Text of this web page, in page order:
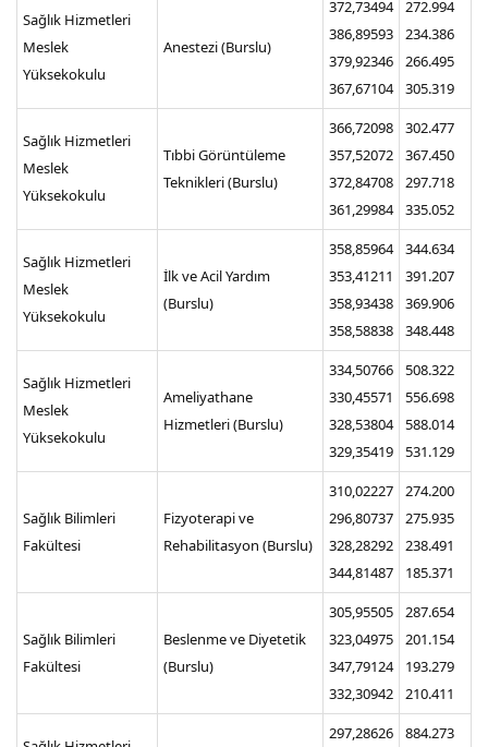
Sağlık Hizmetleri
Meslek
Yüksekokulu
Anestezi (Burslu)
372,73494
386,89593
379,92346
367,67104
272.994
234.386
266.495
305.319
Sağlık Hizmetleri
Meslek
Yüksekokulu
Tıbbi Görüntüleme
Teknikleri (Burslu)
366,72098
357,52072
372,84708
361,29984
302.477
367.450
297.718
335.052
Sağlık Hizmetleri
Meslek
Yüksekokulu
İlk ve Acil Yardım
(Burslu)
358,85964
353,41211
358,93438
358,58838
344.634
391.207
369.906
348.448
Sağlık Hizmetleri
Meslek
Yüksekokulu
Ameliyathane
Hizmetleri (Burslu)
334,50766
330,45571
328,53804
329,35419
508.322
556.698
588.014
531.129
Sağlık Bilimleri
Fakültesi
Fizyoterapi ve
Rehabilitasyon (Burslu)
310,02227
296,80737
328,28292
344,81487
274.200
275.935
238.491
185.371
Sağlık Bilimleri
Fakültesi
Beslenme ve Diyetetik
(Burslu)
305,95505
323,04975
347,79124
332,30942
287.654
201.154
193.279
210.411
297,28626 884.273